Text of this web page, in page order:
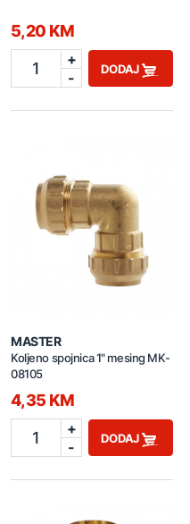
5,20 KM
1
+
-
DODAJ
MASTER
Koljeno spojnica 1" mesing MK-
08105
4,35 KM
1
+
-
DODAJ